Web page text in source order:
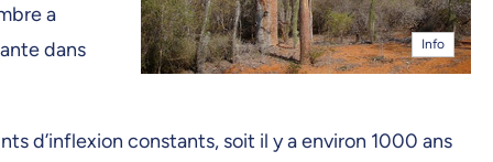
Info
a
dans
d’inflexion constants, soit il y a environ 1000 ans